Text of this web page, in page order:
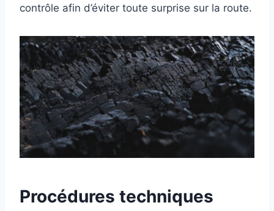
contrôle afin d’éviter toute surprise sur la route.
Procédures techniques